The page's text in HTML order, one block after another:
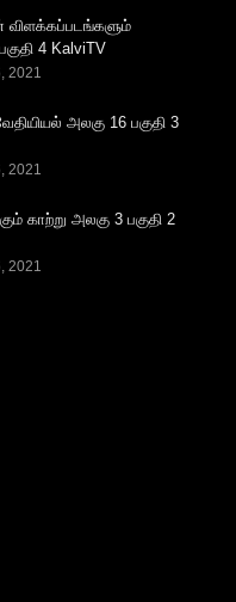
விளக்கப்படங்களும்
4 KalviTV
2021
அலகு 16 பகுதி 3
2021
காற்று அலகு 3 பகுதி 2
2021